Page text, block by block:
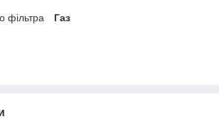
фільтра
Газ